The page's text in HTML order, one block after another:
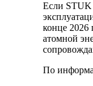
Если STUK
конце 2026
атомной
По